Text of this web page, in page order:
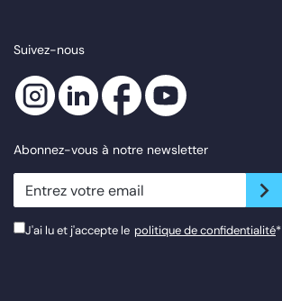
Suivez-nous
Abonnez-vous à notre newsletter
newsletter.suscribe
J'ai lu et j'accepte le politique de confidentialité*